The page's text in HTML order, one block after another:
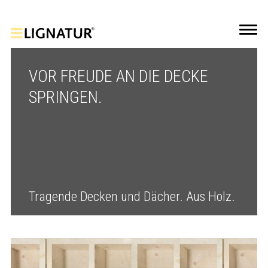
VOR FREUDE AN DIE DECKE
SPRINGEN.
Tragende Decken und Dächer. Aus Holz.